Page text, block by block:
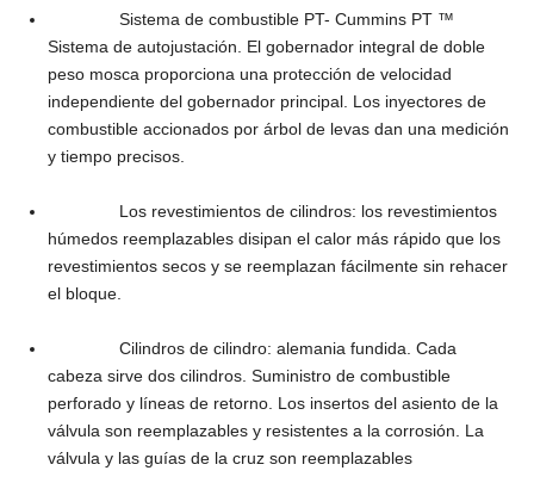
Sistema de combustible PT- Cummins PT ™
Sistema de autojustación. El gobernador integral de doble
peso mosca proporciona una protección de velocidad
independiente del gobernador principal. Los inyectores de
combustible accionados por árbol de levas dan una medición
y tiempo precisos.
Los revestimientos de cilindros: los revestimientos
húmedos reemplazables disipan el calor más rápido que los
revestimientos secos y se reemplazan fácilmente sin rehacer
el bloque.
Cilindros de cilindro: alemania fundida. Cada
cabeza sirve dos cilindros. Suministro de combustible
perforado y líneas de retorno. Los insertos del asiento de la
válvula son reemplazables y resistentes a la corrosión. La
válvula y las guías de la cruz son reemplazables